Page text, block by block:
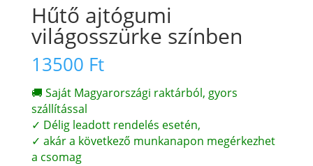
Hűtő ajtógumi
világosszürke színben
13500 Ft
🚚 Saját Magyarországi raktárból, gyors
szállítással
✓ Délig leadott rendelés esetén,
✓ akár a következő munkanapon megérkezhet
a csomag